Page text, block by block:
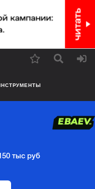
тыс руб